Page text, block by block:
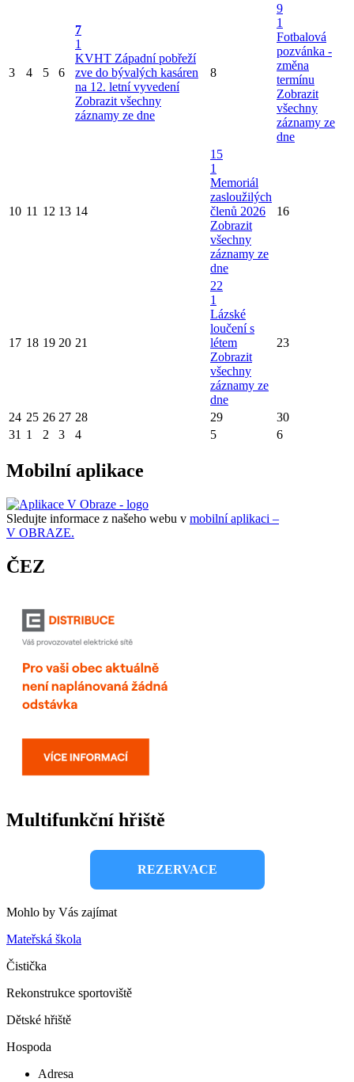
3 4 5 6
7
1
KVHT Západní pobřeží
zve do bývalých kasáren
na 12. letní vyvedení
Zobrazit všechny
záznamy ze dne
8
9
1
Fotbalová
pozvánka -
změna
termínu
Zobrazit
všechny
záznamy ze
dne
10 11 12 13 14
15
1
Memoriál
zasloužilých
členů 2026
Zobrazit
všechny
záznamy ze
dne
16
17 18 19 20 21
22
1
Lázské
loučení s
létem
Zobrazit
všechny
záznamy ze
dne
23
24 25 26 27 28 29
30
31 1 2 3 4 5 6
Mobilní aplikace
Sledujte informace z našeho webu v mobilní aplikaci –
V OBRAZE.
ČEZ
Multifunkční hřiště
REZERVACE
Mohlo by Vás zajímat
Mateřská škola
Čistička
Rekonstrukce sportoviště
Dětské hřiště
Hospoda
Adresa